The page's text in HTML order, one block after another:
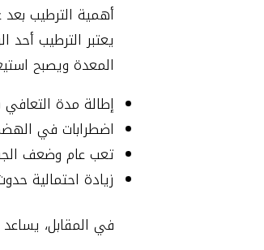
أهمية الترطيب
يعتبر الترطيب
المعدة ويصبح
إطالة مدة
اضطرابات في
تعب عام وضعف
زيادة احتمالية
في المقابل،